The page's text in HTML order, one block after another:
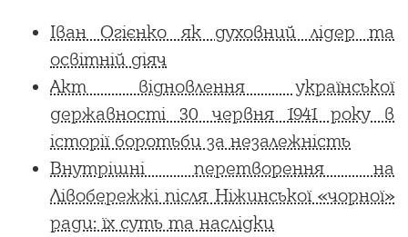
Іван Огієнко як духовний лідер та
освітній діяч
Акт відновлення української
державності 30 червня 1941 року в
історії боротьби за незалежність
Внутрішні перетворення на
Лівобережжі після Ніжинської «чорної»
ради: їх суть та наслідки